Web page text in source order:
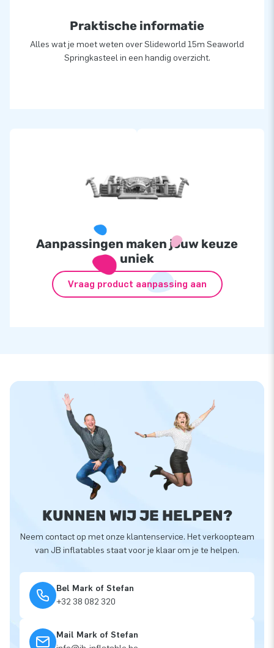
Praktische informatie
Alles wat je moet weten over Slideworld 15m Seaworld
Springkasteel in een handig overzicht.
Aanpassingen maken jouw keuze
uniek
Vraag product aanpassing aan
KUNNEN WIJ JE HELPEN?
Neem contact op met onze klantenservice. Het verkoopteam
van JB inflatables staat voor je klaar om je te helpen.
Bel Mark of Stefan
+32 38 082 320
Mail Mark of Stefan